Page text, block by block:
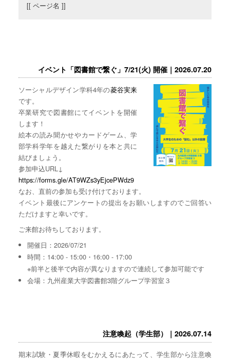
[[ ページ名 ]]
イベント「図書館で繋ぐ」7/21(火) 開催｜2026.07.20
ソーシャルデザイン学科4年の菱谷実来
です。
卒業研究で図書館にてイベントを開催
します！
絵本の読み聞かせやカードゲーム、学
部学科学年を越えた繋がりを本と共に
結びましょう。
参加申込URL↓
https://forms.gle/AT9WZs3yEjcePWdz9
なお、直前の参加も受け付けております。
イベント最後にアンケートの提出をお願いしますのでご回答い
ただけますと幸いです。
ご来館お待ちしております。
開催日：2026/07/21
時間：14:00 - 15:00・16:00 - 17:00
※前半と後半で内容が異なりますので連続して参加可能です
会場：九州産業大学図書館3階グループ学習室３
注意喚起（学生部）｜2026.07.14
期末試験・夏季休暇をむかえるにあたって、学生部から注意喚